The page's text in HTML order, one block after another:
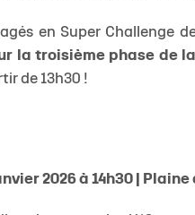
en Super Challenge
la troisième phase de
de 13h30 !
2026 à 14h30 |